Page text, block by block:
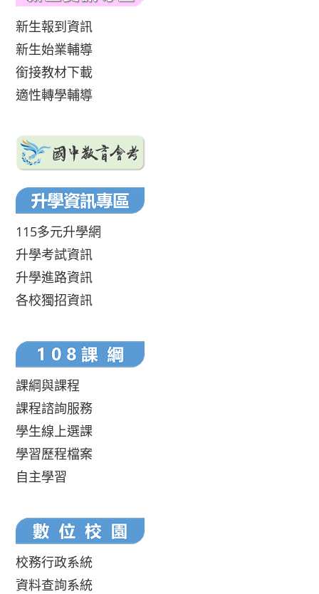
新生報到資訊
新生始業輔導
銜接教材下載
適性轉學輔導
115多元升學網
升學考試資訊
升學進路資訊
各校獨招資訊
課綱與課程
課程諮詢服務
學生線上選課
學習歷程檔案
自主學習
校務行政系統
資料查詢系統